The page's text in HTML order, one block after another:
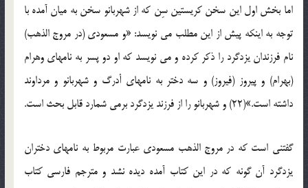
اما بخش اول این سخن کریستین سِن که از شهربانو سخن به میان آمده با
توجه به اینکه پیش از این مطلب می نویسد: «و مسعودی (در مروج الذهب)
نام فرزندان یزدگرد را ذکر کرده و می نویسد که او دو پسر به نامهای وهرام
(بهرام) و پیروز (فیروز) و سه دختر به نامهای أدرگ و شهربانو و مرداوند
داشته است.»(22) و شهربانو را از فرزند یزدگرد برمی شمارد قابل بحث است.
گفتنی است که در مروج الذهب مسعودی عبارت مربوط به نامهای دختران
یزدگرد آن گونه که در این کتاب آمده دیده نشد و مترجم فارسی کتاب